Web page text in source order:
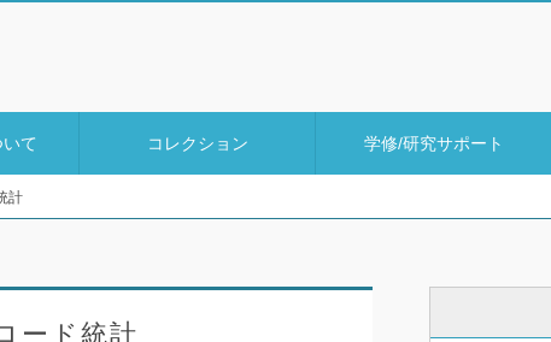
て コレクション 学修/研究サポート
計
ード統計